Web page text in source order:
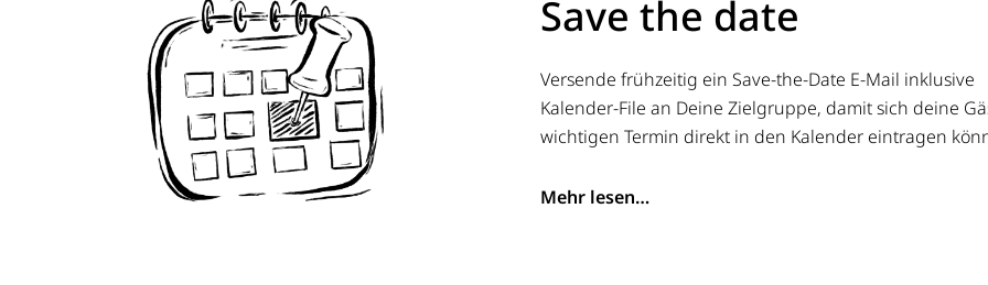
Save the date
Versende frühzeitig ein Save-the-Date E-Mail inklusive
Kalender-File an Deine Zielgruppe, damit sich deine
wichtigen Termin direkt in den Kalender eintragen
Mehr lesen…